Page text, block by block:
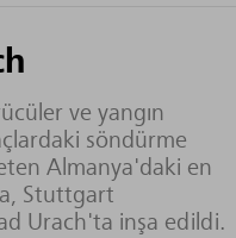
ve yangın
söndürme
Almanya'daki en
Stuttgart
Urach'ta inşa edildi.